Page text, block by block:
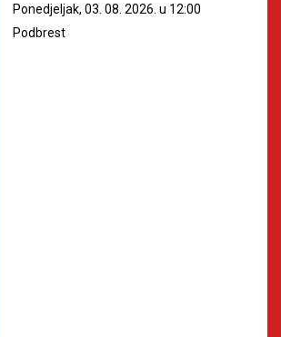
Ponedjeljak, 03. 08. 2026. u 12:00
Podbrest